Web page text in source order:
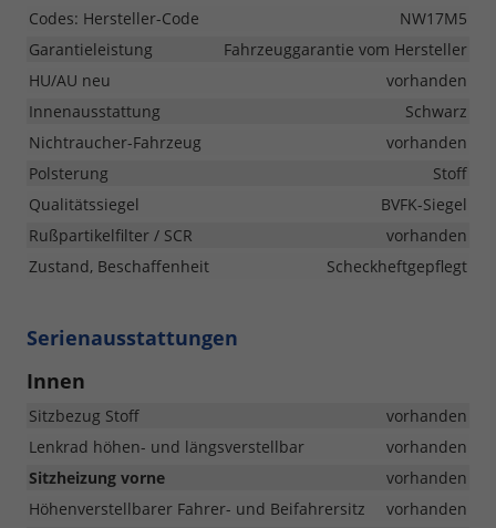
Codes: Hersteller-Code
NW17M5
Garantieleistung
Fahrzeuggarantie vom Hersteller
HU/AU neu
vorhanden
Innenausstattung
Schwarz
Nichtraucher-Fahrzeug
vorhanden
Polsterung
Stoff
Qualitätssiegel
BVFK-Siegel
Rußpartikelfilter / SCR
vorhanden
Zustand, Beschaffenheit
Scheckheftgepflegt
Serienausstattungen
Innen
Sitzbezug Stoff
vorhanden
Lenkrad höhen- und längsverstellbar
vorhanden
Sitzheizung vorne
vorhanden
Höhenverstellbarer Fahrer- und Beifahrersitz
vorhanden